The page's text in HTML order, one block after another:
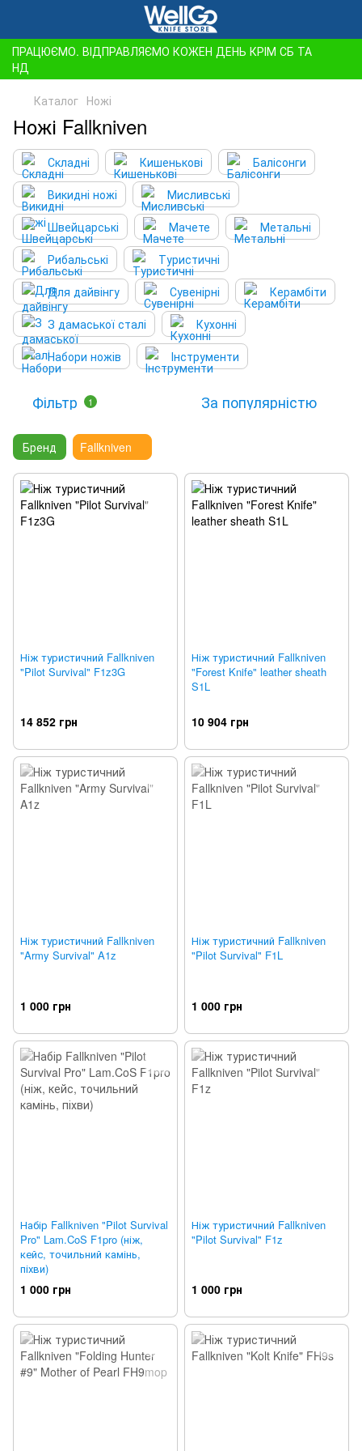
ПРАЦЮЄМО. ВІДПРАВЛЯЄМО КОЖЕН ДЕНЬ КРІМ СБ ТА
НД
Каталог Ножі
Ножі Fallkniven
Складні Кишенькові
Балісонги
Викидні ножі
Мисливські
Швейцарські
Мачете
Метальні
Рибальські
Туристичні
Для дайвінгу
Сувенірні
Керамбіти
З дамаської сталі
Кухонні
Набори ножів
Інструменти
Фільтр 1 За популярністю
Бренд Fallkniven
Ніж туристичний Fallkniven
"Pilot Survival" F1z3G
14 852 грн
Ніж туристичний Fallkniven
"Forest Knife" leather sheath
S1L
10 904 грн
Ніж туристичний Fallkniven
"Army Survival" A1z
1 000 грн
Ніж туристичний Fallkniven
"Pilot Survival" F1L
1 000 грн
Набір Fallkniven "Pilot Survival
Pro" Lam.CoS F1pro (ніж,
кейс, точильний камінь,
піхви)
1 000 грн
Ніж туристичний Fallkniven
"Pilot Survival" F1z
1 000 грн